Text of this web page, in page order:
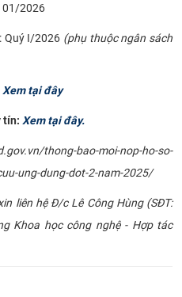
01/2026
Quý I/2026 (phụ thuộc ngân sách
Xem tại đây
tín: Xem tại đây.
thong-bao-moi-nop-ho-so-
ung-dung-dot-2-nam-2025/
hệ Đ/c Lê Công Hùng (SĐT:
Khoa học công nghệ - Hợp tác